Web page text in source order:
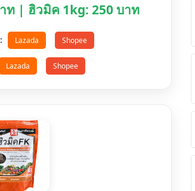
ท | ฮิวมิค 1kg: 250 บาท
Lazada Shopee
Lazada Shopee